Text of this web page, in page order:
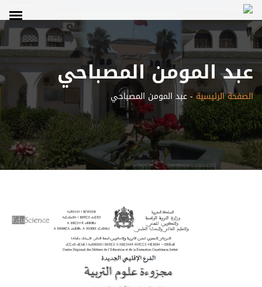
عبد المومن المصباحي
الصفحة الرئيسية-عبد المومن المصباحي